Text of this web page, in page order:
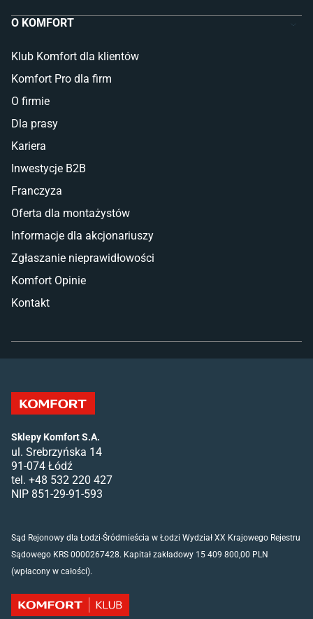
O KOMFORT
Klub Komfort dla klientów
Komfort Pro dla firm
O firmie
Dla prasy
Kariera
Inwestycje B2B
Franczyza
Oferta dla montażystów
Informacje dla akcjonariuszy
Zgłaszanie nieprawidłowości
Komfort Opinie
Kontakt
Sklepy Komfort S.A.
ul. Srebrzyńska 14
91-074 Łódź
tel. +48 532 220 427
NIP 851-29-91-593
Sąd Rejonowy dla Łodzi-Śródmieścia w Łodzi Wydział XX Krajowego Rejestru
Sądowego KRS 0000267428. Kapitał zakładowy 15 409 800,00 PLN
(wpłacony w całości).